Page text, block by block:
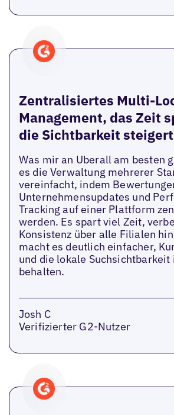
Zentralisiertes Multi-
Management, das Zeit
die Sichtbarkeit steigert
Was mir an Uberall am besten
es die Verwaltung mehrerer
vereinfacht, indem
Unternehmensupdates und
Tracking auf einer Plattform
werden. Es spart viel Zeit,
Konsistenz über alle Filialen
macht es deutlich einfacher,
und die lokale Suchsichtbarkeit
behalten.
Josh C
Verifizierter G2-Nutzer